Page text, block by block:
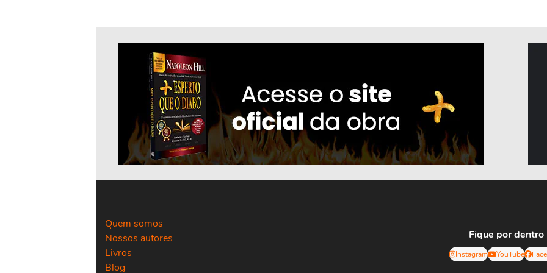
Quem somos
Nossos autores
Livros
Blog
Fique por dentro
Instagram YouTube